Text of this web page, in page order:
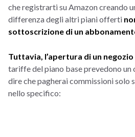
che registrarti su Amazon creando
differenza degli altri piani offerti
sottoscrizione di un
Tuttavia, l’apertura di un
tariffe del piano base prevedono un
dire che pagherai commissioni solo
nello specifico: